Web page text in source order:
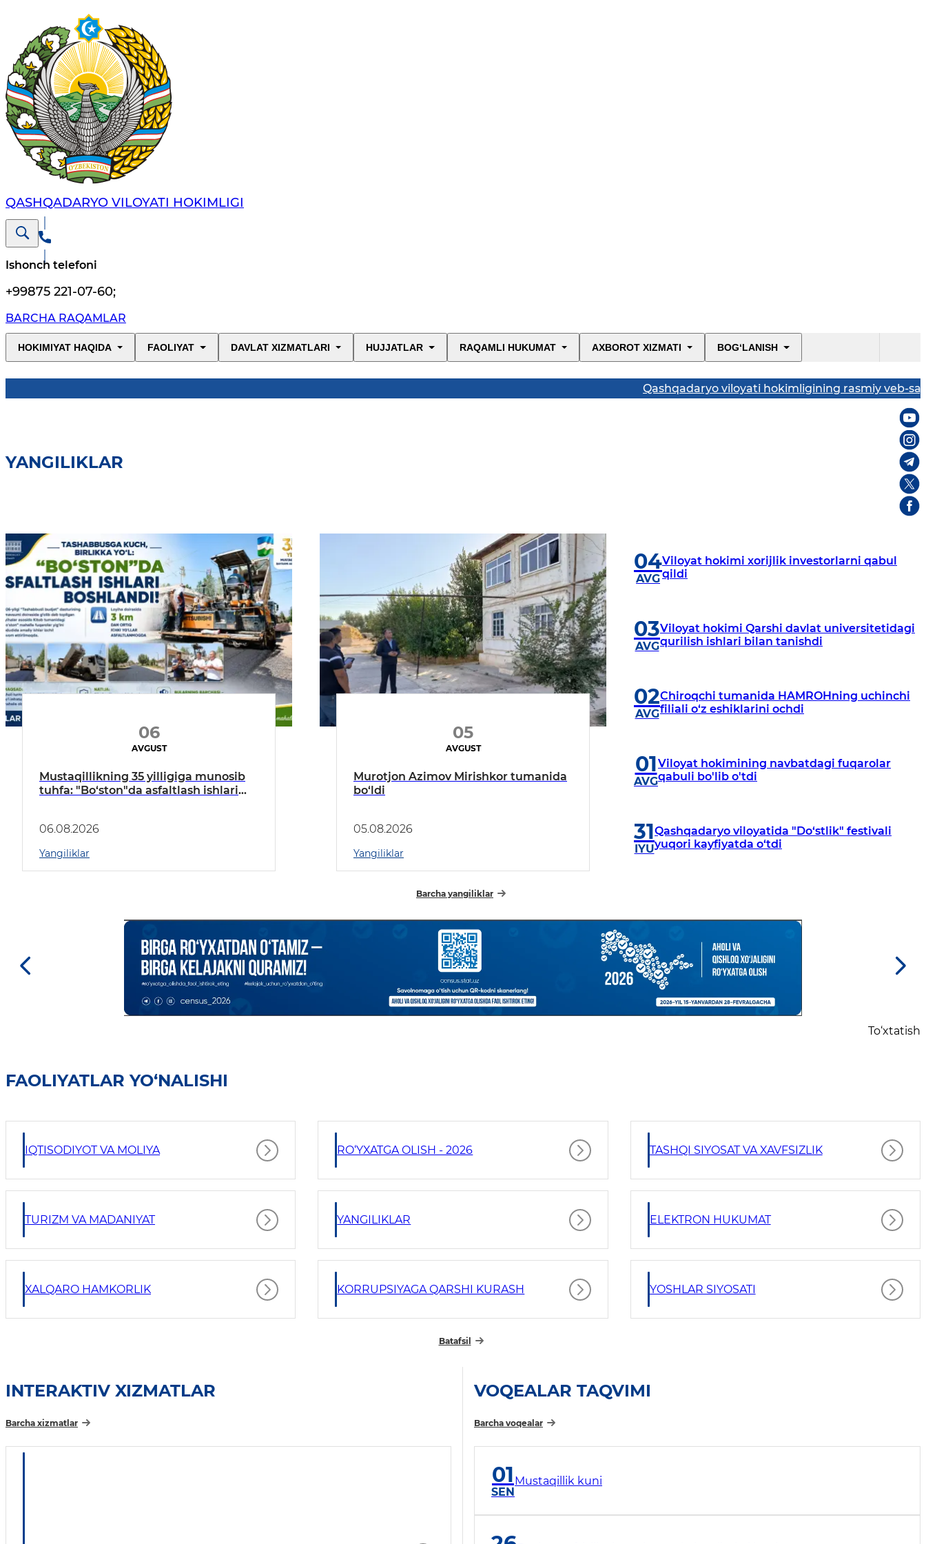
QASHQADARYO VILOYATI HОKIMLIGI
Ishonch telefoni
+99875 221-07-60;
BARCHA RAQAMLAR
HOKIMIYAT HAQIDA FAOLIYAT DAVLAT XIZMATLARI HUJJATLAR RAQAMLI HUKUMAT AXBOROT XIZMATI BOG‘LANISH
Qashqadaryo viloyati hokimligining rasmiy veb-sayti
YANGILIKLAR
06
AVGUST
Mustaqillikning 35 yilligiga munosib
tuhfa: "Bo‘ston"da asfaltlash ishlari
06.08.2026
Yangiliklar
05
AVGUST
Murotjon Azimov Mirishkor tumanida
bo‘ldi
05.08.2026
Yangiliklar
04
AVG
Viloyat hokimi xorijlik investorlarni qabul
qildi
03
AVG
Viloyat hokimi Qarshi davlat universitetidagi
qurilish ishlari bilan tanishdi
02
AVG
Chiroqchi tumanida HAMROHning uchinchi
filiali o‘z eshiklarini ochdi
01
AVG
Viloyat hokimining navbatdagi fuqarolar
qabuli bo'lib o'tdi
31
IYU
Qashqadaryo viloyatida "Do‘stlik" festivali
yuqori kayfiyatda o‘tdi
Barcha yangiliklar
To‘xtatish
FAOLIYATLAR YO‘NALISHI
IQTISODIYOT VA MOLIYA RO‘YXATGA OLISH - 2026 TASHQI SIYOSAT VA XAVFSIZLIK
TURIZM VA MADANIYAT YANGILIKLAR ELEKTRON HUKUMAT
XALQARO HAMKORLIK KORRUPSIYAGA QARSHI KURASH YOSHLAR SIYOSATI
Batafsil
INTERAKTIV XIZMATLAR
Barcha xizmatlar
VOQEALAR TAQVIMI
Barcha voqealar
01
SEN
Mustaqillik kuni